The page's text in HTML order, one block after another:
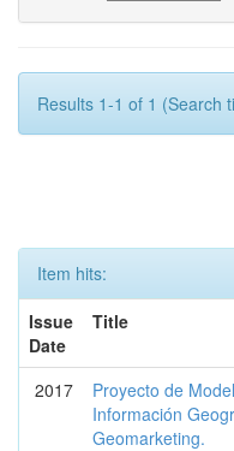
Results 1-1 of 1 (Search
Item hits:
Issue
Date
Title
2017
Proyecto de
Información
Geomarketing.